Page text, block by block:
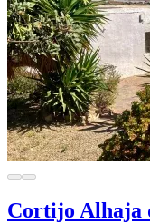
Cortijo Alhaja